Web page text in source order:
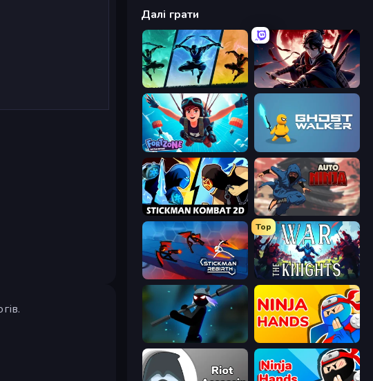
Далі грати
Shadow Ninja Revenge Samurai's Shadow
Fortzone Battle Royale
Stickman Kombat 2D Auto Ninja
Stickman Rebirth
Top
War the Knights
Stickman Weapon Master Ninja Hands